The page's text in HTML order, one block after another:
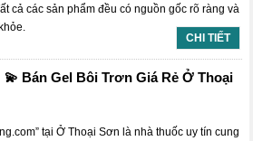
cả các sản phẩm đều có nguồn gốc rõ ràng và
CHI TIẾT
💫 Bán Gel Bôi Trơn Giá Rẻ Ở Thoại
tại Ở Thoại Sơn là nhà thuốc uy tín cung